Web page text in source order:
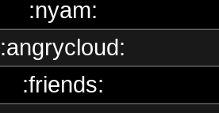
:nyam:
:angrycloud:
:friends: